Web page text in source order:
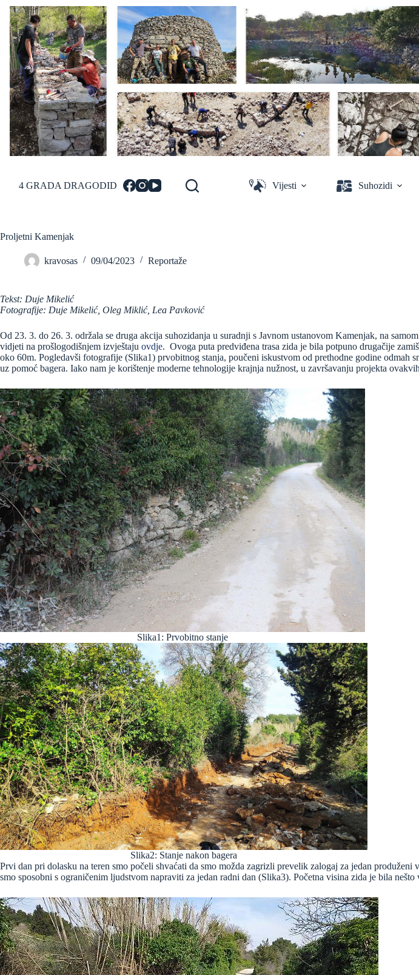
Skip
content
4 GRADA DRAGODID Vijesti Suhozidi
Proljetni Kamenjak
kravosas 09/04/2023 Reportaže
Tekst: Duje Mikelić
Fotografije: Duje Mikelić, Oleg Miklić, Lea Pavković
Od 23. 3. do 26. 3. održala se druga akcija suhozidanja u suradnji s Javnom ustanovom Kamenjak, na
vidjeti na prošlogodišnjem izvještaju ovdje. Ovoga puta predviđena trasa zida je bila potpuno drugačije
oko 60m. Pogledavši fotografije (Slika1) prvobitnog stanja, poučeni iskustvom od prethodne godine
uz pomoć bagera. Iako nam je korištenje moderne tehnologije krajnja nužnost, u završavanju projekta
Slika1: Prvobitno stanje
Slika2: Stanje nakon bagera
Prvi dan pri dolasku na teren smo počeli shvaćati da smo možda zagrizli prevelik zalogaj za jedan
smo sposobni s ograničenim ljudstvom napraviti za jedan radni dan (Slika3). Početna visina zida je bila